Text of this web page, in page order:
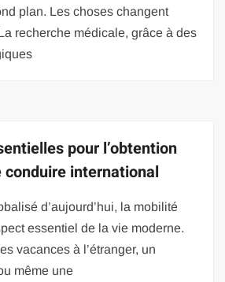
plan. Les choses changent
recherche médicale, grâce à des
pour l’obtention
conduire international
d’aujourd’hui, la mobilité
essentiel de la vie moderne.
vacances à l’étranger, un
même une